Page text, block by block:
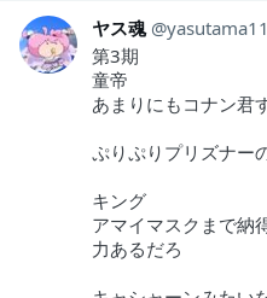
ヤス魂
第3期
童帝
あまりにもコナン君
ぷりぷりプリズナー
キング
アマイマスクまで納
力あるだろ